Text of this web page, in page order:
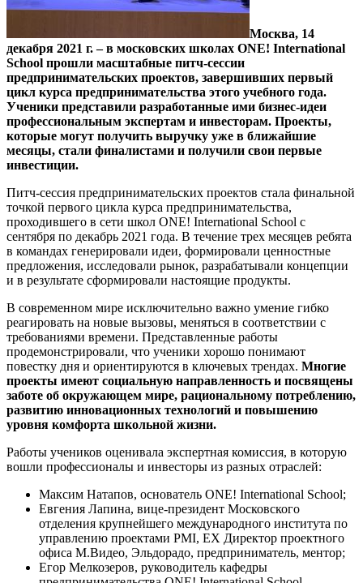
Москва, 14
декабря 2021 г. – в московских школах ONE! International
School прошли масштабные питч-сессии
предпринимательских проектов, завершивших первый
цикл курса предпринимательства этого учебного года.
Ученики представили разработанные ими бизнес-идеи
профессиональным экспертам и инвесторам. Проекты,
которые могут получить выручку уже в ближайшие
месяцы, стали финалистами и получили свои первые
инвестиции.
Питч-сессия предпринимательских проектов стала финальной
точкой первого цикла курса предпринимательства,
проходившего в сети школ ONE! International School с
сентября по декабрь 2021 года. В течение трех месяцев ребята
в командах генерировали идеи, формировали ценностные
предложения, исследовали рынок, разрабатывали концепции
и в результате сформировали настоящие продукты.
В современном мире исключительно важно умение гибко
реагировать на новые вызовы, меняться в соответствии с
требованиями времени. Представленные работы
продемонстрировали, что ученики хорошо понимают
повестку дня и ориентируются в ключевых трендах. Многие
проекты имеют социальную направленность и посвящены
заботе об окружающем мире, рациональному потреблению,
развитию инновационных технологий и повышению
уровня комфорта школьной жизни.
Работы учеников оценивала экспертная комиссия, в которую
вошли профессионалы и инвесторы из разных отраслей:
Максим Натапов, основатель ONE! International School;
Евгения Лапина, вице-президент Московского
отделения крупнейшего международного института по
управлению проектами PMI, EX Директор проектного
офиса М.Видео, Эльдорадо, предприниматель, ментор;
Егор Мелкозеров, руководитель кафедры